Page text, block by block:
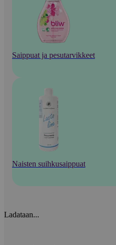
Saippuat ja pesutarvikkeet
Naisten suihkusaippuat
Ladataan...